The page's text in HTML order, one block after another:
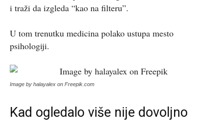
i traži da izgleda “kao na filteru”.
U tom trenutku medicina polako ustupa mesto
psihologiji.
Image by halayalex on Freepik.com
Kad ogledalo više nije dovoljno